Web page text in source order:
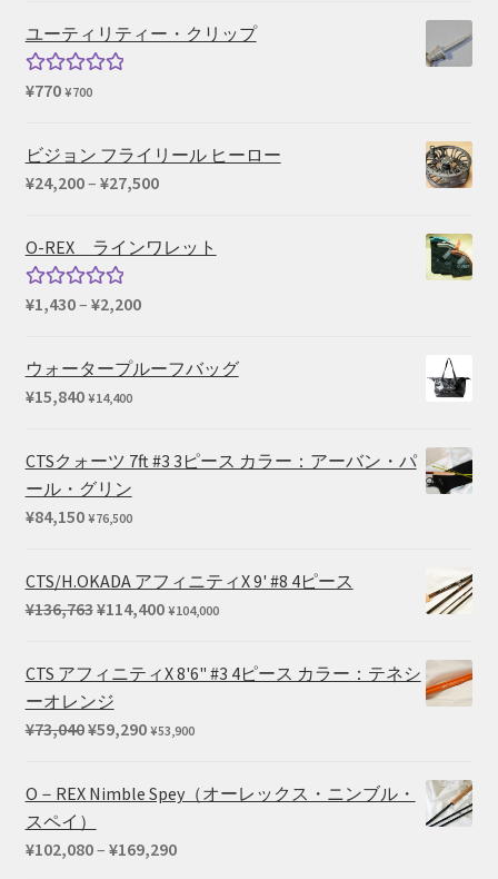
ユーティリティー・クリップ
5段階中
¥770 ¥700
ビジョン フライリール ヒーロー
¥24,200– ¥27,500価
帯:
O-REX ラインワレット
5段階中
¥1,430– ¥2,200価
帯:
ウォータープルーフバッグ
¥15,840 ¥14,400
CTSクォーツ 7ft #3 3ピース カラー：アーバン・パ
ール・グリン
¥84,150 ¥76,500
CTS/H.OKADA アフィニティX 9' #8 4ピース
¥136,763元
格
¥136,763
し
た。
¥114,400現
の
で
¥104,000
CTS アフィニティX 8'6" #3 4ピース カラー：テネシ
ーオレンジ
¥73,040元
価
¥59,290現
の
価
は
¥53,900
O－REX Nimble Spey（オーレックス・ニンブル・
スペイ）
¥102,080– ¥169,290価